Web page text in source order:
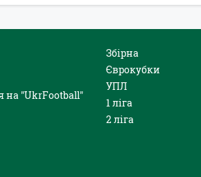
на "UkrFootball"
Збірна
Єврокубки
УПЛ
1 ліга
2 ліга